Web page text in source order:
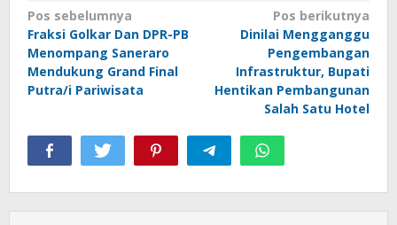
Navigasi
pos
Pos sebelumnya
Fraksi Golkar Dan DPR-PB
Menompang Saneraro
Mendukung Grand Final
Putra/i Pariwisata
Pos berikutnya
Dinilai Mengganggu
Pengembangan
Infrastruktur, Bupati
Hentikan Pembangunan
Salah Satu Hotel